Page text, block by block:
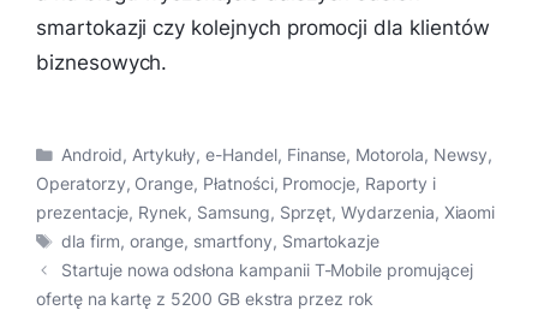
smartokazji czy kolejnych promocji dla klientów
biznesowych.
Kategorie
Android, Artykuły,e-Handel, Finanse, Motorola, Newsy,
Operatorzy, Orange, Płatności, Promocje, Raporty i
prezentacje, Rynek, Samsung, Sprzęt,Wydarzenia, Xiaomi
Tagi
dla firm, orange, smartfony, Smartokazje
Startuje nowa odsłona kampanii T-Mobile promującej
ofertę na kartę z 5200 GB ekstra przez rok